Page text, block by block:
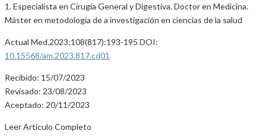
1. Especialista en Cirugía General y Digestiva. Doctor en Medicina.
Máster en metodología de a investigación en ciencias de la salud
Actual Med.2023;108(817):193-195 DOI:
10.15568/am.2023.817.cd01
Recibido: 15/07/2023
Revisado: 23/08/2023
Aceptado: 20/11/2023
Leer Artículo Completo